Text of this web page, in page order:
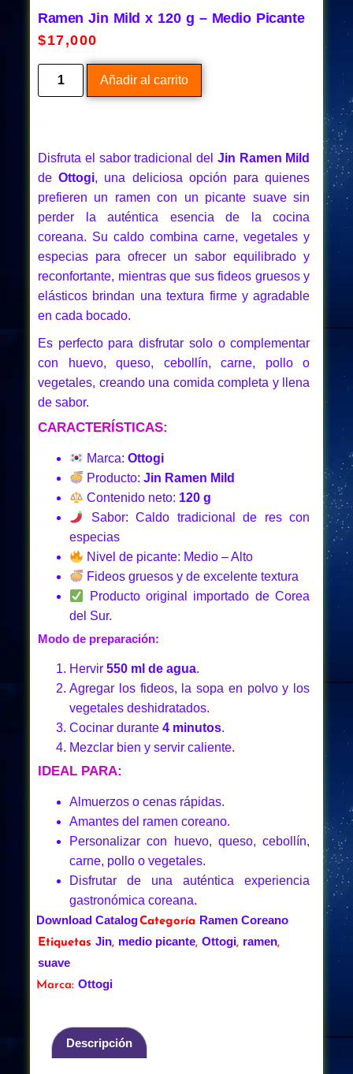
Ramen Jin Mild x 120 g – Medio Picante
$17,000
Añadir al carrito
Disfruta el sabor tradicional del Jin Ramen Mild
deOttogi, una deliciosa opción para quienes
prefieren un ramen con un picante suave sin
perder la auténtica esencia de la cocina
coreana. Su caldo combina carne, vegetales y
especias para ofrecer un sabor equilibrado y
reconfortante, mientras que sus fideos gruesos y
elásticos brindan una textura firme y agradable
en cada bocado.
Es perfecto para disfrutar solo o complementar
con huevo, queso, cebollín, carne, pollo o
vegetales, creando una comida completa y llena
de sabor.
CARACTERÍSTICAS:
Marca:Ottogi
Producto:Jin Ramen Mild
Contenido neto: 120 g
Sabor: Caldo tradicional de res con
especias
Nivel de picante: Medio – Alto
Fideos gruesos y de excelente textura
Producto original importado de Corea
del Sur.
Modo de preparación:
Hervir 550 ml de agua.
Agregar los fideos, la sopa en polvo y los
vegetales deshidratados.
Cocinar durante 4 minutos.
Mezclar bien y servir caliente.
IDEAL PARA:
Almuerzos o cenas rápidas.
Amantes del ramen coreano.
Personalizar con huevo, queso, cebollín,
carne, pollo o vegetales.
Disfrutar de una auténtica experiencia
gastronómica coreana.
Download CatalogCategoría Ramen Coreano
Etiquetas Jin, medio picante, Ottogi, ramen,
suave
Marca: Ottogi
Descripción